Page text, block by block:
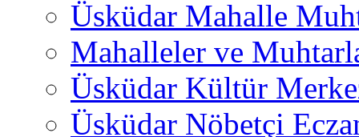
Üsküdar Mahalle
Mahalleler ve
Üsküdar Kültür
Üsküdar Nöbetçi